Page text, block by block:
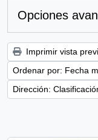
Opciones
Imprimir vista
Ordenar por: Fecha
Dirección: